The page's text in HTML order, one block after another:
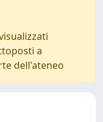
a
dell'ateneo